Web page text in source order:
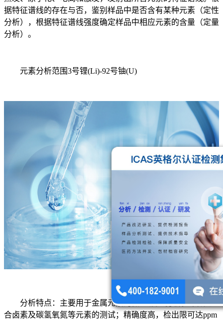
据特征谱线的存在与否，鉴别样品中是否含有某种元素（定性
分析），根据特征谱线强度确定样品中相应元素的含量（定量
分析）。
元素分析范围3号锂(Li)-92号铀(U)
分析特点：主要用于金属元素的微量/痕量分析，不太适
合卤素及碳氢氧氮等元素的测试；精确度高，检出限可达ppm